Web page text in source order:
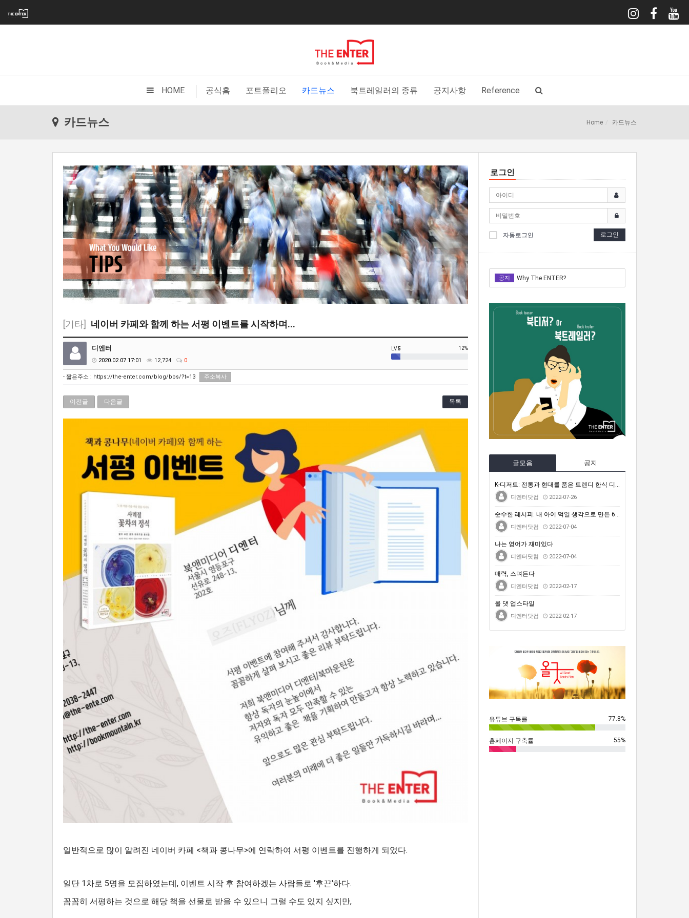
HOME 공식홈 포트폴리오 카드뉴스 북트레일러의 종류 공지사항 Reference
카드뉴스 Home 카드뉴스
[기타] 네이버 카페와 함께 하는 서평 이벤트를 시작하며...
디엔터
2020.02.07 17:01 12,724 0
LV.5 12%
- 짧은주소 : https://the-enter.com/blog/bbs/?t=13 주소복사
이전글 다음글 목록
일반적으로 많이 알려진 네이버 카페 <책과 콩나무>에 연락하여 서평 이벤트를 진행하게 되었다.
일단 1차로 5명을 모집하였는데, 이벤트 시작 후 참여하겠는 사람들로 '후끈'하다.
꼼꼼히 서평하는 것으로 해당 책을 선물로 받을 수 있으니 그럴 수도 있지 싶지만,
로그인
자동로그인 로그인
공지 Why The ENTER?
글모음 공지
K-디저트: 전통과 현대를 품은 트렌디 한식 디저트
디엔터닷컴 2022-07-26
순수한 레시피: 내 아이 먹일 생각으로 만든 64가지 …
디엔터닷컴 2022-07-04
나는 영어가 재미있다
디엔터닷컴 2022-07-04
매력, 스며든다
디엔터닷컴 2022-02-17
올 댓 업스타일
디엔터닷컴 2022-02-17
유튜브 구독률 77.8%
홈페이지 구축률 55%